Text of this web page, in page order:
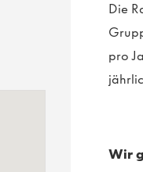
Die
pro
Wir